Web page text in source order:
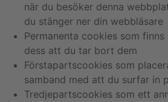
när du besöker denna
du stänger ner din webbläsare
Permanenta cookies som
dess att du tar bort dem
Förstapartscookies som
samband med att du surfar in
Tredjepartscookies som ett